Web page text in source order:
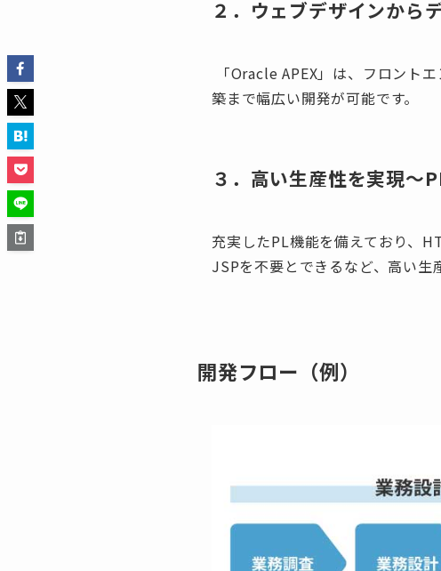
２．ウェブデザインから
「Oracle APEX」は、フロント
築まで幅広い開発が可能です。
３．高い生産性を実現〜
充実したPL機能を備えており、
JSPを不要とできるなど、高い生
開発フロー（例）